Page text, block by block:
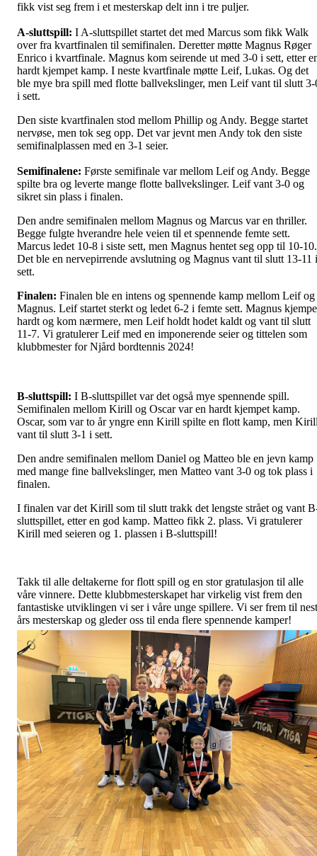
fikk vist seg frem i et mesterskap delt inn i tre puljer.
A-sluttspill: I A-sluttspillet startet det med Marcus som fikk Walk
over fra kvartfinalen til semifinalen. Deretter møtte Magnus Røger
Enrico i kvartfinale. Magnus kom seirende ut med 3-0 i sett, etter
hardt kjempet kamp. I neste kvartfinale møtte Leif, Lukas. Og det
ble mye bra spill med flotte ballvekslinger, men Leif vant til slutt 3-
i sett.
Den siste kvartfinalen stod mellom Phillip og Andy. Begge startet
nervøse, men tok seg opp. Det var jevnt men Andy tok den siste
semifinalplassen med en 3-1 seier.
Semifinalene: Første semifinale var mellom Leif og Andy. Begge
spilte bra og leverte mange flotte ballvekslinger. Leif vant 3-0 og
sikret sin plass i finalen.
Den andre semifinalen mellom Magnus og Marcus var en thriller.
Begge fulgte hverandre hele veien til et spennende femte sett.
Marcus ledet 10-8 i siste sett, men Magnus hentet seg opp til 10-10.
Det ble en nervepirrende avslutning og Magnus vant til slutt 13-11 i
sett.
Finalen: Finalen ble en intens og spennende kamp mellom Leif og
Magnus. Leif startet sterkt og ledet 6-2 i femte sett. Magnus
hardt og kom nærmere, men Leif holdt hodet kaldt og vant til slutt
11-7. Vi gratulerer Leif med en imponerende seier og tittelen som
klubbmester for Njård bordtennis 2024!
B-sluttspill: I B-sluttspillet var det også mye spennende spill.
Semifinalen mellom Kirill og Oscar var en hardt kjempet kamp.
Oscar, som var to år yngre enn Kirill spilte en flott kamp, men
vant til slutt 3-1 i sett.
Den andre semifinalen mellom Daniel og Matteo ble en jevn kamp
med mange fine ballvekslinger, men Matteo vant 3-0 og tok plass i
finalen.
I finalen var det Kirill som til slutt trakk det lengste strået og vant
sluttspillet, etter en god kamp. Matteo fikk 2. plass. Vi gratulerer
Kirill med seieren og 1. plassen i B-sluttspill!
Takk til alle deltakerne for flott spill og en stor gratulasjon til alle
våre vinnere. Dette klubbmesterskapet har virkelig vist frem den
fantastiske utviklingen vi ser i våre unge spillere. Vi ser frem til
års mesterskap og gleder oss til enda flere spennende kamper!